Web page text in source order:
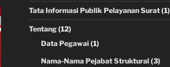
Tata Informasi Publik Pelayanan Surat(1)
Tentang(12)
Data Pegawai(1)
Nama-Nama Pejabat Struktural(3)